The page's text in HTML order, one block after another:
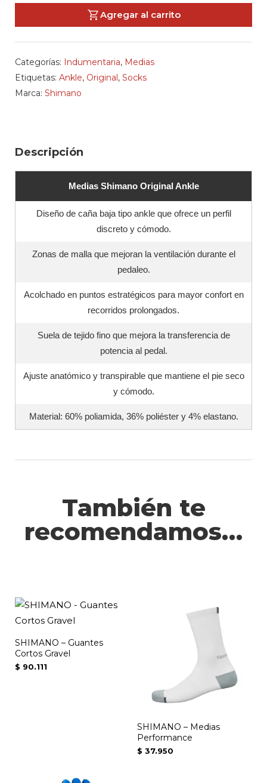
Agregar al carrito
Categorías: Indumentaria, Medias
Etiquetas: Ankle, Original , Socks
Marca: Shimano
Descripción
Medias Shimano Original Ankle
Diseño de caña baja tipo ankle que ofrece un perfil
discreto y cómodo.
Zonas de malla que mejoran la ventilación durante el
pedaleo.
Acolchado en puntos estratégicos para mayor confort en
recorridos prolongados.
Suela de tejido fino que mejora la transferencia de
potencia al pedal.
Ajuste anatómico y transpirable que mantiene el pie seco
y cómodo.
Material: 60% poliamida, 36% poliéster y 4% elastano.
También te
recomendamos…
SHIMANO – Guantes
Cortos Gravel
$ 90.111
SHIMANO – Medias
Performance
$ 37.950